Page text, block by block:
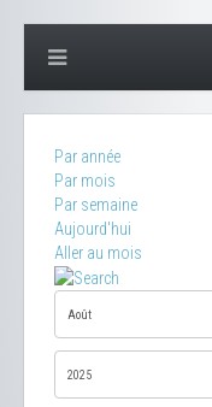
Par année
Par mois
Par semaine
Aujourd'hui
Aller au mois